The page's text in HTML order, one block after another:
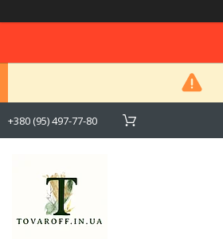
+380 (95) 497-77-80